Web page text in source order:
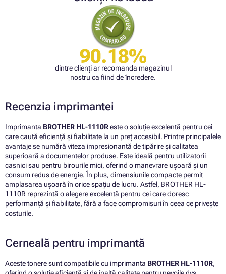
90.18%
dintre clienți ar recomanda magazinul
nostru ca fiind de încredere.
Recenzia imprimantei
Imprimanta BROTHER HL-1110Reste o soluție excelentă pentru cei
care caută eficiență și fiabilitate la un preț accesibil. Printre principalele
avantaje se numără viteza impresionantă de tipărire și calitatea
superioară a documentelor produse. Este ideală pentru utilizatorii
casnici sau pentru birourile mici, oferind o manevrare ușoară și un
consum redus de energie. În plus, dimensiunile compacte permit
amplasarea ușoară în orice spațiu de lucru. Astfel, BROTHER HL-
1110R reprezintă o alegere excelentă pentru cei care doresc
performanță și fiabilitate, fără a face compromisuri în ceea ce privește
costurile.
Cerneală pentru imprimantă
Aceste tonere sunt compatibile cu imprimanta BROTHER HL-1110R,